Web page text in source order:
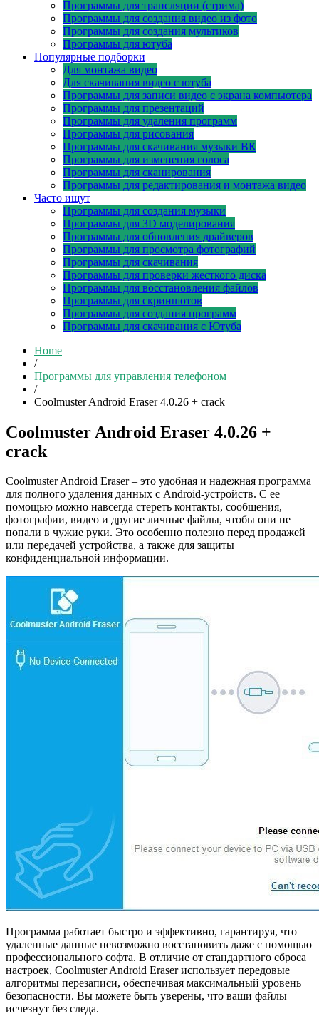
Программы для трансляции (стрима)
Программы для создания видео из фото
Программы для создания мультиков
Программы для ютуба
Популярные подборки
Для монтажа видео
Для скачивания видео с ютуба
Программы для записи видео с экрана компьютера
Программы для презентаций
Программы для удаления программ
Программы для рисования
Программы для скачивания музыки ВК
Программы для изменения голоса
Программы для сканирования
Программы для редактирования и монтажа видео
Часто ищут
Программы для создания музыки
Программы для 3D моделирования
Программы для обновления драйверов
Программы для просмотра фотографий
Программы для скачивания
Программы для проверки жесткого диска
Программы для восстановления файлов
Программы для скриншотов
Программы для создания программ
Программы для скачивания с Ютуба
Home
/
Программы для управления телефоном
/
Coolmuster Android Eraser 4.0.26 + crack
Coolmuster Android Eraser 4.0.26 +
crack
Coolmuster Android Eraser – это удобная и надежная программа
для полного удаления данных с Android-устройств. С ее
помощью можно навсегда стереть контакты, сообщения,
фотографии, видео и другие личные файлы, чтобы они не
попали в чужие руки. Это особенно полезно перед продажей
или передачей устройства, а также для защиты
конфиденциальной информации.
Программа работает быстро и эффективно, гарантируя, что
удаленные данные невозможно восстановить даже с помощью
профессионального софта. В отличие от стандартного сброса
настроек, Coolmuster Android Eraser использует передовые
алгоритмы перезаписи, обеспечивая максимальный уровень
безопасности. Вы можете быть уверены, что ваши файлы
исчезнут без следа.